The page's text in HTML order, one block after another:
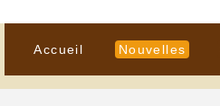
Accueil Nouvelles